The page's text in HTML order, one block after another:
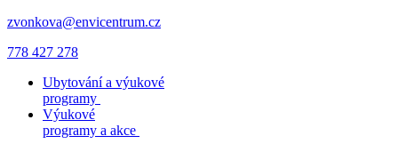
zvonkova@envicentrum.cz
778 427 278
Ubytování a výukové
programy
Výukové
programy a akce